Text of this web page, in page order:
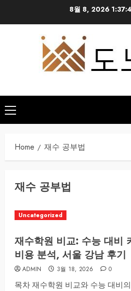
8월 8, 2026
Primary
Menu
Home 재수 공부법
재수 공부법
Uncategorized
재수학원 비교: 수능 대비
비용 분석, 서울 강남 후기
ADMIN 3월 18, 2026 0
목차 재수학원 비교와 수능 대비